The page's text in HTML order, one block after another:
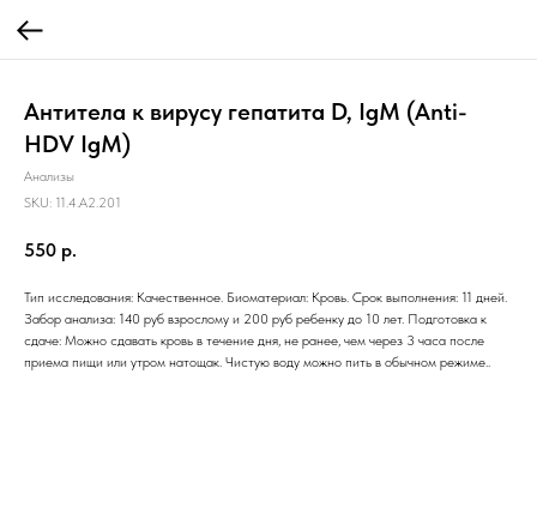
Антитела к вирусу гепатита D, IgM (Anti-
HDV IgM)
Анализы
SKU: 11.4.A2.201
550 р.
Тип исследования: Качественное. Биоматериал: Кровь. Срок выполнения: 11 дней.
Забор анализа: 140 руб взрослому и 200 руб ребенку до 10 лет. Подготовка к
сдаче: Можно сдавать кровь в течение дня, не ранее, чем через 3 часа после
приема пищи или утром натощак. Чистую воду можно пить в обычном режиме..